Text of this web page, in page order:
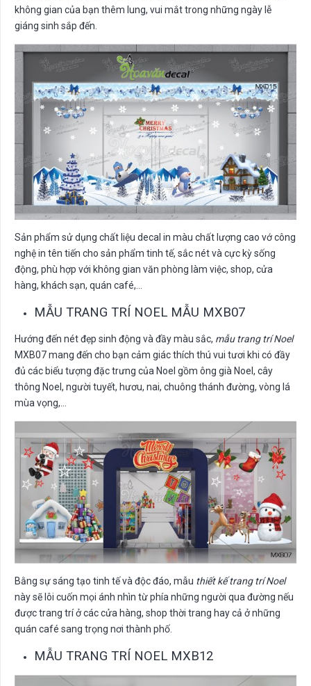
không gian của bạn thêm lung, vui mắt trong những ngày lễ
giáng sinh sắp đến.
Sản phẩm sử dụng chất liệu decal in màu chất lượng cao vớ công
nghệ in tên tiến cho sản phẩm tinh tế, sắc nét và cực kỳ sống
động, phù hợp với không gian văn phòng làm việc, shop, cửa
hàng, khách sạn, quán café,…
MẪU TRANG TRÍ NOEL MẪU MXB07
Hướng đến nét đẹp sinh động và đầy màu sắc, mẫu trang trí Noel
MXB07 mang đến cho bạn cảm giác thích thú vui tươi khi có đầy
đủ các biểu tượng đặc trưng của Noel gồm ông già Noel, cây
thông Noel, người tuyết, hươu, nai, chuông thánh đường, vòng lá
mùa vọng,…
Bằng sự sáng tạo tinh tế và độc đáo, mẫu thiết kế trang trí Noel
này sẽ lôi cuốn mọi ánh nhìn từ phía những người qua đường nếu
được trang trí ở các cửa hàng, shop thời trang hay cả ở những
quán café sang trọng nơi thành phố.
MẪU TRANG TRÍ NOEL MXB12